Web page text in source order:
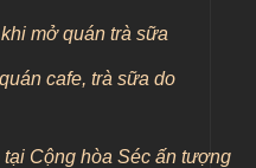
mở quán trà sữa
cafe, trà sữa do
Cộng hòa Séc ấn tượng